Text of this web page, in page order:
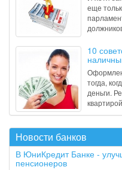
еще
10
тогда,
деньги.
Новости банков
В ЮниКредит Банке -
пенсионеров